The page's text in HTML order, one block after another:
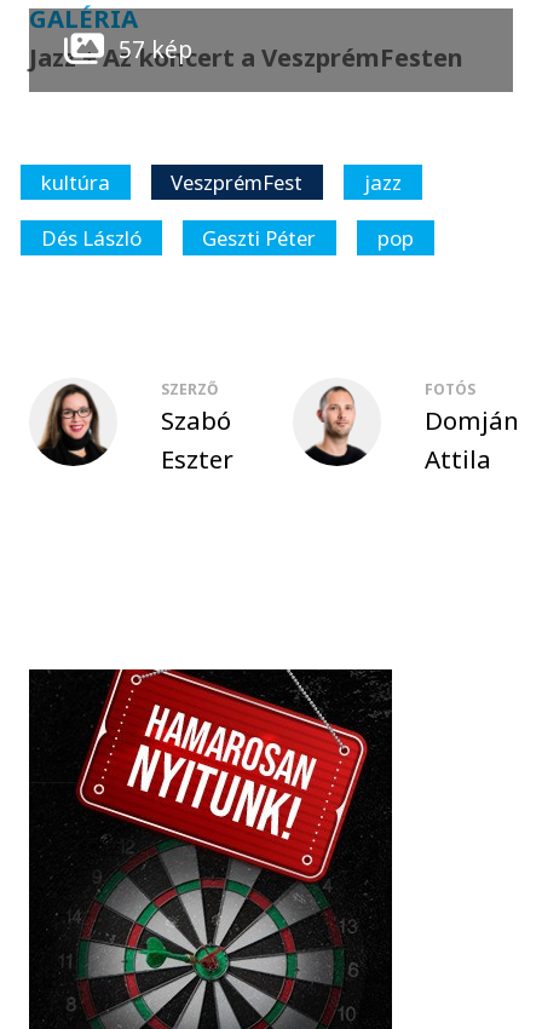
GALÉRIA
Jazz + Az koncert a VeszprémFesten
57 kép
kultúra VeszprémFest
jazz
Dés László
Geszti Péter pop
SZERZŐ
Szabó
Eszter
FOTÓS
Domján
Attila